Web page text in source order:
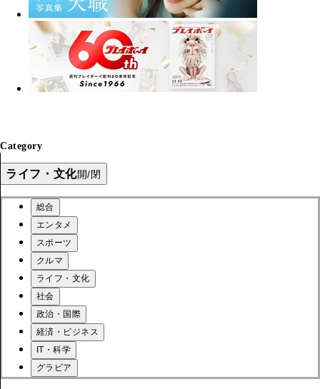
Category
ライフ・文化開/閉
総合
エンタメ
スポーツ
クルマ
ライフ・文化
社会
政治・国際
経済・ビジネス
IT・科学
グラビア